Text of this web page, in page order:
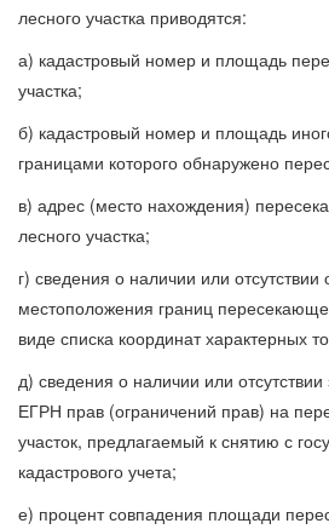
лесного участка приводятся:
а) кадастровый номер и площадь
участка;
б) кадастровый номер и площадь
границами которого обнаружено
в) адрес (место нахождения)
лесного участка;
г) сведения о наличии или отсутствии
местоположения границ
виде списка координат характерных
д) сведения о наличии или
ЕГРН прав (ограничений прав) на
участок, предлагаемый к снятию с
кадастрового учета;
е) процент совпадения площади